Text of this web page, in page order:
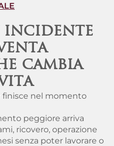
incidente
cambia
finisce nel momento
peggiore arriva
ricovero, operazione
senza poter lavorare o